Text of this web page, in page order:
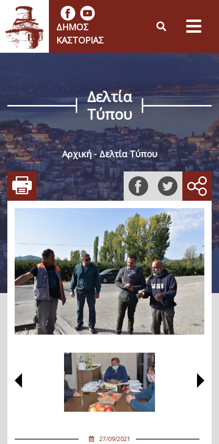
ΔΉΜΟΣ
ΚΑΣΤΟΡΙΆΣ
Δελτία
Τύπου
Αρχική Δελτία Τύπου
27/09/2021